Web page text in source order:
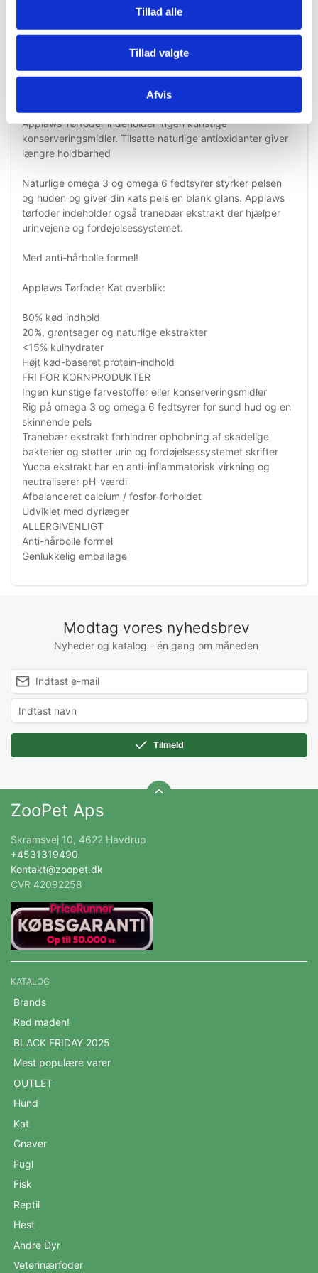
Tillad alle
Tillad valgte
Afvis
Resultatet kan være overvægt, lever eller bugspytkirtel
sygdom eller endda diabetes.
Applaws Kylling tør kattefoder bruger kød som sin eneste
kat. Det er også velegnet til katte med allergi og fødevare-
Applaws Tørfoder indeholder ingen kunstige
konserveringsmidler. Tilsatte naturlige antioxidanter giver
længre holdbarhed
Naturlige omega 3 og omega 6 fedtsyrer styrker pelsen
og huden og giver din kats pels en blank glans. Applaws
tørfoder indeholder også tranebær ekstrakt der hjælper
urinvejene og fordøjelsessystemet.
Med anti-hårbolle formel!
Applaws Tørfoder Kat overblik:
80% kød indhold
20%, grøntsager og naturlige ekstrakter
<15% kulhydrater
Højt kød-baseret protein-indhold
FRI FOR KORNPRODUKTER
Ingen kunstige farvestoffer eller konserveringsmidler
Rig på omega 3 og omega 6 fedtsyrer for sund hud og en
skinnende pels
Tranebær ekstrakt forhindrer ophobning af skadelige
bakterier og støtter urin og fordøjelsessystemet skrifter
Yucca ekstrakt har en anti-inflammatorisk virkning og
neutraliserer pH-værdi
Afbalanceret calcium / fosfor-forholdet
Udviklet med dyrlæger
ALLERGIVENLIGT
Anti-hårbolle formel
Genlukkelig emballage
Modtag vores nyhedsbrev
Nyheder og katalog - én gang om måneden
Tilmeld
ZooPet Aps
Skramsvej 10, 4622 Havdrup
+4531319490
Kontakt@zoopet.dk
CVR 42092258
KATALOG
Brands
Red maden!
BLACK FRIDAY 2025
Mest populære varer
OUTLET
Hund
Kat
Gnaver
Fugl
Fisk
Reptil
Hest
Andre Dyr
Veterinærfoder